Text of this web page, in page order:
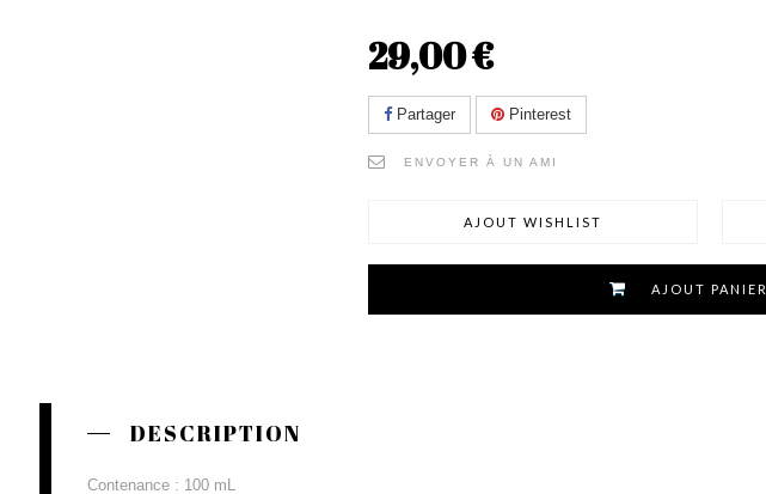
29,00 €
Partager Pinterest
ENVOYER À UN AMI
AJOUT WISHLIST
AJOUT PANIER
DESCRIPTION
Contenance : 100 mL